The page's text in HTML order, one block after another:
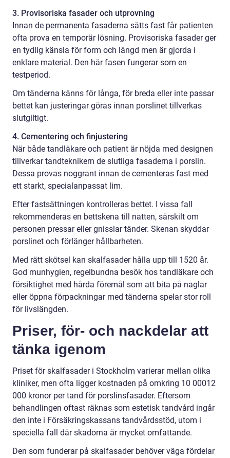
3. Provisoriska fasader och utprovning
Innan de permanenta fasaderna sätts fast får patienten
ofta prova en temporär lösning. Provisoriska fasader ger
en tydlig känsla för form och längd men är gjorda i
enklare material. Den här fasen fungerar som en
testperiod.
Om tänderna känns för långa, för breda eller inte passar
bettet kan justeringar göras innan porslinet tillverkas
slutgiltigt.
4. Cementering och finjustering
När både tandläkare och patient är nöjda med designen
tillverkar tandteknikern de slutliga fasaderna i porslin.
Dessa provas noggrant innan de cementeras fast med
ett starkt, specialanpassat lim.
Efter fastsättningen kontrolleras bettet. I vissa fall
rekommenderas en bettskena till natten, särskilt om
personen pressar eller gnisslar tänder. Skenan skyddar
porslinet och förlänger hållbarheten.
Med rätt skötsel kan skalfasader hålla upp till 1520 år.
God munhygien, regelbundna besök hos tandläkare och
försiktighet med hårda föremål som att bita på naglar
eller öppna förpackningar med tänderna spelar stor roll
för livslängden.
Priser, för- och nackdelar att
tänka igenom
Priset för skalfasader i Stockholm varierar mellan olika
kliniker, men ofta ligger kostnaden på omkring 10 00012
000 kronor per tand för porslinsfasader. Eftersom
behandlingen oftast räknas som estetisk tandvård ingår
den inte i Försäkringskassans tandvårdsstöd, utom i
speciella fall där skadorna är mycket omfattande.
Den som funderar på skalfasader behöver väga fördelar